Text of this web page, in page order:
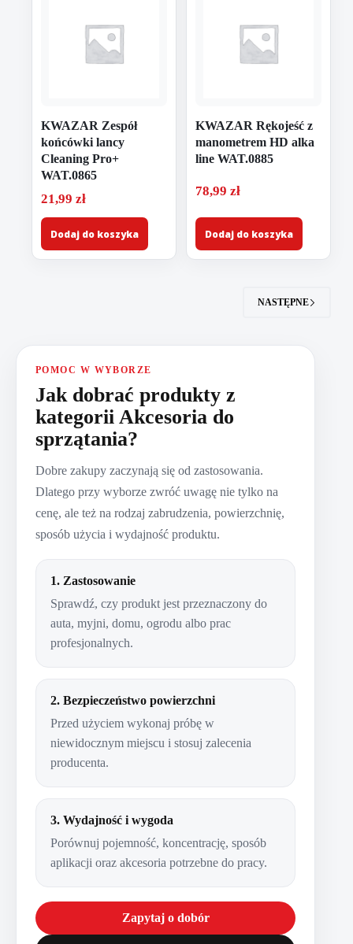
KWAZAR Zespół
końcówki lancy
Cleaning Pro+
WAT.0865
21,99 zł
Dodaj do koszyka
KWAZAR Rękojeść z
manometrem HD alka
line WAT.0885
78,99 zł
Dodaj do koszyka
NASTĘPNE
POMOC W WYBORZE
Jak dobrać produkty z
kategorii Akcesoria do
sprzątania?
Dobre zakupy zaczynają się od zastosowania.
Dlatego przy wyborze zwróć uwagę nie tylko na
cenę, ale też na rodzaj zabrudzenia, powierzchnię,
sposób użycia i wydajność produktu.
1. Zastosowanie
Sprawdź, czy produkt jest przeznaczony do
auta, myjni, domu, ogrodu albo prac
profesjonalnych.
2. Bezpieczeństwo powierzchni
Przed użyciem wykonaj próbę w
niewidocznym miejscu i stosuj zalecenia
producenta.
3. Wydajność i wygoda
Porównuj pojemność, koncentrację, sposób
aplikacji oraz akcesoria potrzebne do pracy.
Zapytaj o dobór